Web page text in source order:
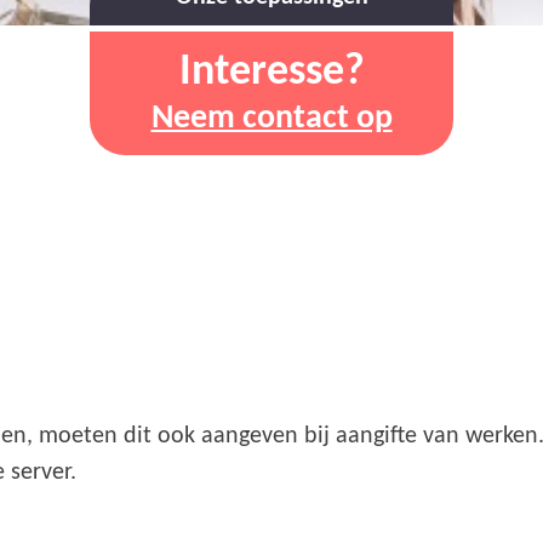
Interesse?
Neem contact op
moeten dit ook aangeven bij aangifte van
server.